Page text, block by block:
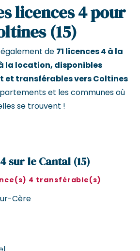
licences 4 pour
(15)
également de 71 licences 4 à la
la location, disponibles
et transférables vers Coltines
et les communes où
se trouvent !
sur le Cantal (15)
4 transférable(s)
Cère